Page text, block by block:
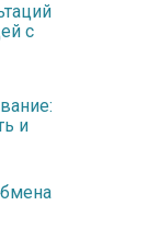
с
и